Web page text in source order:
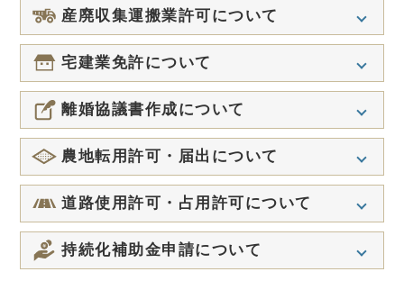
Q 依頼後のキャンセルや中止はできます
か？
Q
行政書士と弁護士、どちらに相談したら
良いか分かりません。
Q 行政書士ならどこに頼んでも同じです
か？
Q 業務を依頼したときの費用は後払いです
か？
Q 見積りは無料ですか？また、電話で見積
もりを依頼することはできますか？
Q 建設業許可の知事許可と大臣許可の違い
は何ですか？
Q 建設業許可を持っている個人事業主が法
人成りした場合、許可はどうなります
か？
Q 建設業許可を取得するには個人事業主で
も 社会保険に加入しなければなりません
か？
Q 特定建設業と一般建設業はどう違うので
すか？
Q 医療法人に利益剰余金が出た場合はどう
なりますか？
Q 2か月分の運転資金は全て現金で拠出し
なければなりませんか？
Q 医療法人の設立までにどれくらいの期間
がかかりますか？
産廃収集運搬業許可について
Q 収集運搬に使う予定の車両を他社と共用
しています。許可を受けることは可能で
すか？
Q 収集運搬に使用する容器に指定はありま
すか？
宅建業免許について
Q 個人で免許を持っていますが、法人成り
をした場合はどうなりますか？
Q 申請者の欠格要件はどのようなものです
か？
Q 他の法人と事務所を共有することはでき
ますか？
離婚協議書作成について
Q
夫婦双方で相談に行かなければなりませ
んか？
Q 夫婦間で全く話し合いができない状況で
す。相談できますか？
Q 公正証書にするには、公証人役場に行か
農地転用許可・届出について
Q 農振・農用地の除外申請にも対応してい
ますか？
Q 太陽光発電による売電収入を目的とした
道路使用許可・占用許可について
Q 道路占用許可、使用許可どちらかだけの
申請はお願いできますか？
持続化補助金申請について